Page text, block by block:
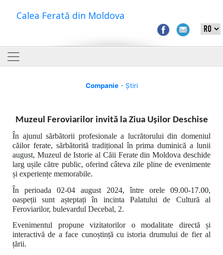
Calea Ferată din Moldova
Companie- Știri
Muzeul Feroviarilor invită la Ziua Ușilor Deschise
În ajunul sărbătorii profesionale a lucrătorului din domeniul
căilor ferate, sărbătorită tradițional în prima duminică a lunii
august, Muzeul de Istorie al Căii Ferate din Moldova deschide
larg ușile către public, oferind câteva zile pline de evenimente
și experiențe memorabile.
În perioada 02-04 august 2024, între orele 09.00-17.00,
oaspeții sunt așteptați în incinta Palatului de Cultură al
Feroviarilor, bulevardul Decebal, 2.
Evenimentul propune vizitatorilor o modalitate directă și
interactivă de a face cunoștință cu istoria drumului de fier al
țării.